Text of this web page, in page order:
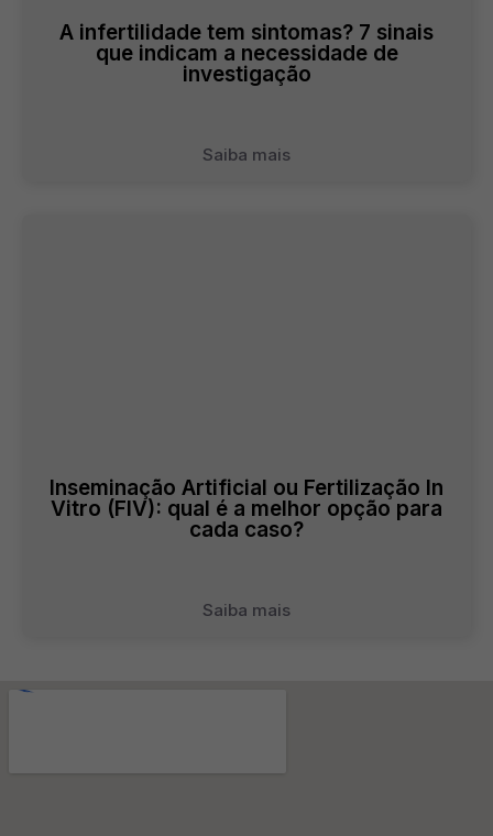
A infertilidade tem sintomas? 7 sinais
que indicam a necessidade de
investigação
Saiba mais
Inseminação Artificial ou Fertilização In
Vitro (FIV): qual é a melhor opção para
cada caso?
Saiba mais